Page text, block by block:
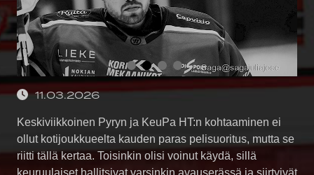
11.03.2026
Keskiviikkoinen Pyryn ja KeuPa HT:n kohtaaminen ei
ollut kotijoukkueelta kauden paras pelisuoritus, mutta se
riitti tällä kertaa. Toisinkin olisi voinut käydä, sillä
keuruulaiset hallitsivat varsinkin avauserässä ja siirtyivät